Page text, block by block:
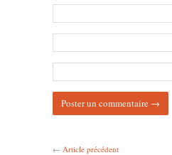
← Article précédent